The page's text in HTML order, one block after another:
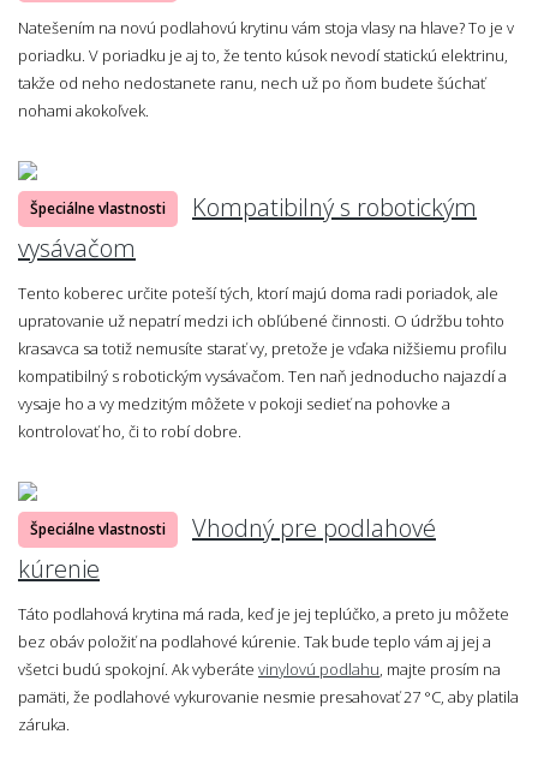
Natešením na novú podlahovú krytinu vám stoja vlasy na hlave? To je v
poriadku. V poriadku je aj to, že tento kúsok nevodí statickú elektrinu,
takže od neho nedostanete ranu, nech už po ňom budete šúchať
nohami akokoľvek.
Špeciálne vlastnosti
Kompatibilný s robotickým
vysávačom
Tento koberec určite poteší tých, ktorí majú doma radi poriadok, ale
upratovanie už nepatrí medzi ich obľúbené činnosti. O údržbu tohto
krasavca sa totiž nemusíte starať vy, pretože je vďaka nižšiemu profilu
kompatibilný s robotickým vysávačom. Ten naň jednoducho najazdí a
vysaje ho a vy medzitým môžete v pokoji sedieť na pohovke a
kontrolovať ho, či to robí dobre.
Špeciálne vlastnosti
Vhodný pre podlahové
kúrenie
Táto podlahová krytina má rada, keď je jej teplúčko, a preto ju môžete
bez obáv položiť na podlahové kúrenie. Tak bude teplo vám aj jej a
všetci budú spokojní. Ak vyberáte vinylovú podlahu , majte prosím na
pamäti, že podlahové vykurovanie nesmie presahovať 27 °C, aby platila
záruka.